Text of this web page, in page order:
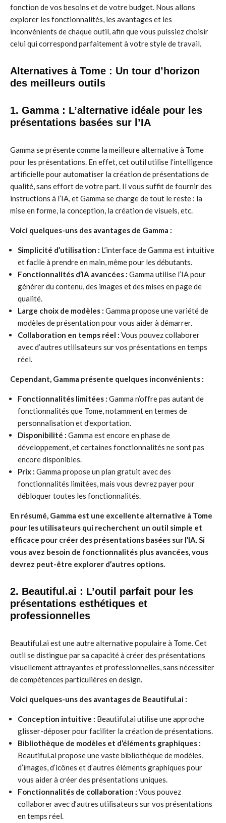
fonction de vos besoins et de votre budget. Nous allons
explorer les fonctionnalités, les avantages et les
inconvénients de chaque outil, afin que vous puissiez choisir
celui qui correspond parfaitement à votre style de travail.
Alternatives à Tome : Un tour d’horizon
des meilleurs outils
1. Gamma : L’alternative idéale pour les
présentations basées sur l’IA
Gamma se présente comme la meilleure alternative à Tome
pour les présentations. En effet, cet outil utilise l’intelligence
artificielle pour automatiser la création de présentations de
qualité, sans effort de votre part. Il vous suffit de fournir des
instructions à l’IA, et Gamma se charge de tout le reste : la
mise en forme, la conception, la création de visuels, etc.
Voici quelques-uns des avantages de Gamma :
Simplicité d’utilisation : L’interface de Gamma est intuitive
et facile à prendre en main, même pour les débutants.
Fonctionnalités d’IA avancées : Gamma utilise l’IA pour
générer du contenu, des images et des mises en page de
qualité.
Large choix de modèles : Gamma propose une variété de
modèles de présentation pour vous aider à démarrer.
Collaboration en temps réel : Vous pouvez collaborer
avec d’autres utilisateurs sur vos présentations en temps
réel.
Cependant, Gamma présente quelques inconvénients :
Fonctionnalités limitées : Gamma n’offre pas autant de
fonctionnalités que Tome, notamment en termes de
personnalisation et d’exportation.
Disponibilité : Gamma est encore en phase de
développement, et certaines fonctionnalités ne sont pas
encore disponibles.
Prix : Gamma propose un plan gratuit avec des
fonctionnalités limitées, mais vous devrez payer pour
débloquer toutes les fonctionnalités.
En résumé, Gamma est une excellente alternative à Tome
pour les utilisateurs qui recherchent un outil simple et
efficace pour créer des présentations basées sur l’IA. Si
vous avez besoin de fonctionnalités plus avancées, vous
devrez peut-être explorer d’autres options.
2. Beautiful.ai : L’outil parfait pour les
présentations esthétiques et
professionnelles
Beautiful.ai est une autre alternative populaire à Tome. Cet
outil se distingue par sa capacité à créer des présentations
visuellement attrayantes et professionnelles, sans nécessiter
de compétences particulières en design.
Voici quelques-uns des avantages de Beautiful.ai :
Conception intuitive : Beautiful.ai utilise une approche
glisser-déposer pour faciliter la création de présentations.
Bibliothèque de modèles et d’éléments graphiques :
Beautiful.ai propose une vaste bibliothèque de modèles,
d’images, d’icônes et d’autres éléments graphiques pour
vous aider à créer des présentations uniques.
Fonctionnalités de collaboration : Vous pouvez
collaborer avec d’autres utilisateurs sur vos présentations
en temps réel.